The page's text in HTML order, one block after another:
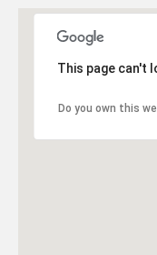
This page can't
Do you own this